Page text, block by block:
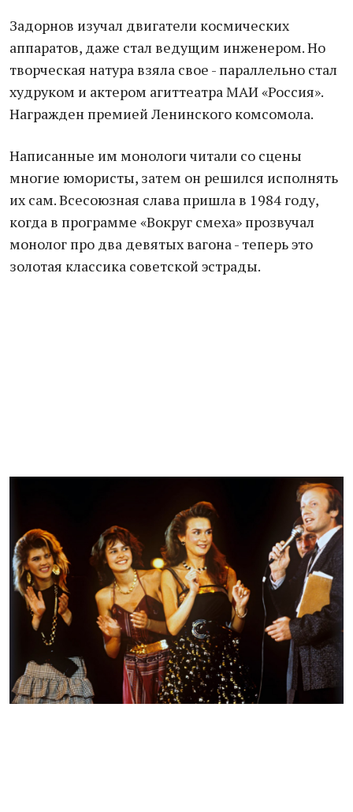
Задорнов изучал двигатели космических
аппаратов, даже стал ведущим инженером. Но
творческая натура взяла свое - параллельно стал
худруком и актером агиттеатра МАИ «Россия».
Награжден премией Ленинского комсомола.
Написанные им монологи читали со сцены
многие юмористы, затем он решился исполнять
их сам. Всесоюзная слава пришла в 1984 году,
когда в программе «Вокруг смеха» прозвучал
монолог про два девятых вагона - теперь это
золотая классика советской эстрады.